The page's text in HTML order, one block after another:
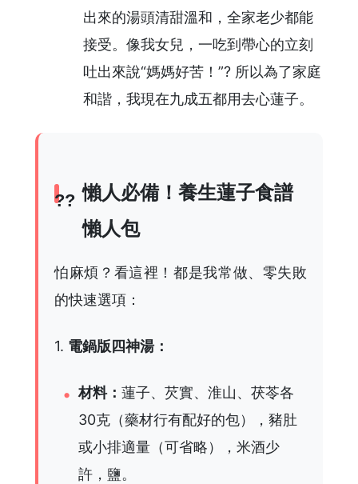
出來的湯頭清甜溫和，全家老少都能
接受。像我女兒，一吃到帶心的立刻
吐出來說“媽媽好苦！”? 所以為了家庭
和諧，我現在九成五都用去心蓮子。
懶人必備！養生蓮子食譜
懶人包
怕麻煩？看這裡！都是我常做、零失敗
的快速選項：
1. 電鍋版四神湯：
材料： 蓮子、芡實、淮山、茯苓各
30克（藥材行有配好的包），豬肚
或小排適量（可省略），米酒少
許，鹽。